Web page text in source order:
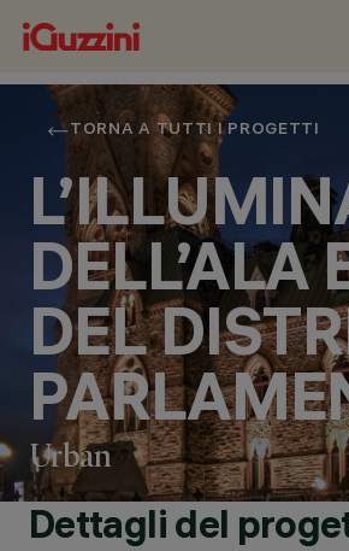
TORNA A TUTTI I PROGETTI
DELL’ALA
DEL
Urban
LOCALITÀ
Dettagli del